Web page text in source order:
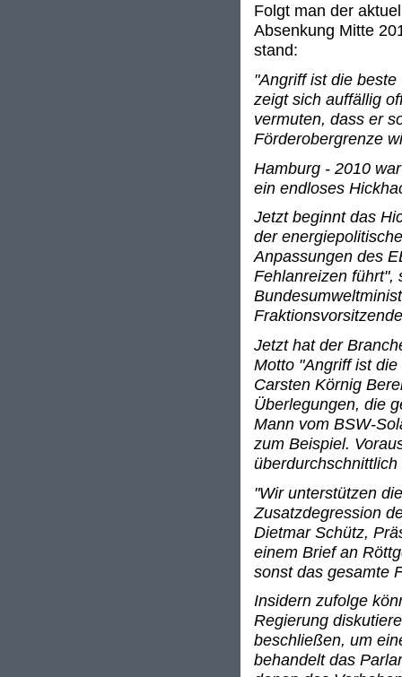
Folgt man der
Absenkung Mitte
stand:
"Angriff ist die
zeigt sich auffällig
vermuten, dass er
Förderobergrenze
Hamburg - 2010
ein endloses
Jetzt beginnt das
der
Anpassungen des
Fehlanreizen führt",
Jetzt hat der
Motto "Angriff ist
Carsten Körnig
Überlegungen, die
Mann vom BSW-
zum Beispiel.
"Wir unterstützen
Zusatzdegression
Dietmar Schütz,
einem Brief an
sonst das gesamte
Insidern zufolge
Regierung
beschließen, um
behandelt das